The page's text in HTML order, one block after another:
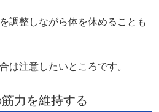
調整しながら体を休めることも
は注意したいところです。
力を維持する